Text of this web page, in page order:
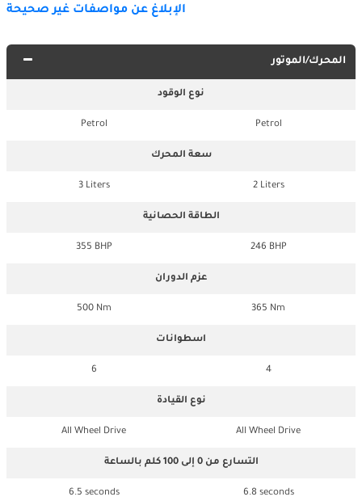
الإبلاغ عن مواصفات غير صحيحة
المحرك/الموتور
نوع الوقود
Petrol
Petrol
سعة المحرك
2 Liters
3 Liters
الطاقة الحصانية
246 BHP
355 BHP
عزم الدوران
365 Nm
500 Nm
اسطوانات
4
6
نوع القيادة
All Wheel Drive
All Wheel Drive
التسارع من 0 إلى 100 كلم بالساعة
6.8 seconds
6.5 seconds